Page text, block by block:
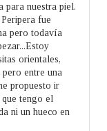
para nuestra piel.
fue
pero todavía
orientales,
entre una
propuesto ir
tengo el
ni un hueco en